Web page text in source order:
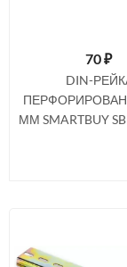
70₽
DIN-
ММ SMARTBUY